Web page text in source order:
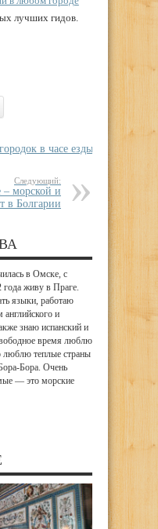
лучших гидов.
в часе езды
Следующий:
морской и
в Болгарии
в Омске, с
года живу в Праге.
языки, работаю
английского и
знаю испанский и
время люблю
люблю теплые страны
Бора. Очень
— это морские